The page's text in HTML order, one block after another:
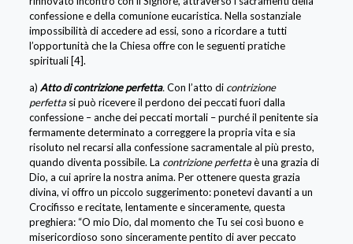
confessione e della comunione eucaristica. Nella sostanziale
impossibilità di accedere ad essi, sono a ricordare a tutti
l’opportunità che la Chiesa offre con le seguenti pratiche
spirituali [4].
a) Atto di contrizione perfetta.Con l’atto di contrizione
perfettasi può ricevere il perdono dei peccati fuori dalla
confessione – anche dei peccati mortali – purché il penitente sia
fermamente determinato a correggere la propria vita e sia
risoluto nel recarsi alla confessione sacramentale al più presto,
quando diventa possibile. La contrizione perfettaè una grazia di
Dio, a cui aprire la nostra anima. Per ottenere questa grazia
divina, vi offro un piccolo suggerimento: ponetevi davanti a un
Crocifisso e recitate, lentamente e sinceramente, questa
preghiera: “O mio Dio, dal momento che Tu sei così buono e
misericordioso sono sinceramente pentito di aver peccato